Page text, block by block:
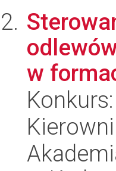
w
Konkurs: